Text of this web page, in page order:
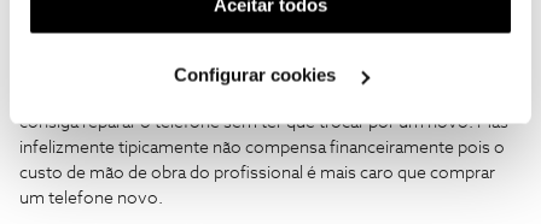
utilização dos cookies clicando em "Configurar
Aceitar todos
Configurar cookies
DO NÃO RECOMENDADO, comprar pilhas cuja capacidade é a
mais próxima possível das pilhas originais.
Em relação às teclas pouco haverá a fazer a não ser trocar de
consiga reparar o telefone sem ter que trocar por um novo. Mas
infelizmente tipicamente não compensa financeiramente pois o
custo de mão de obra do profissional é mais caro que comprar
um telefone novo.